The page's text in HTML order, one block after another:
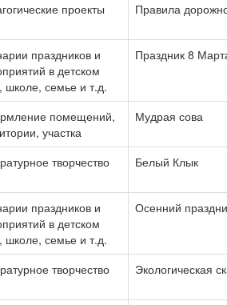
проекты Правила
праздников и
в детском
школе, семье и т.д.
Праздник 8
помещений,
участка
Мудрая сова
творчество Белый Клык
праздников и
в детском
школе, семье и т.д.
Осенний
творчество Экологическая